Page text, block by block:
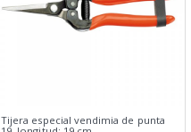
Tijera especial vendimia de punta